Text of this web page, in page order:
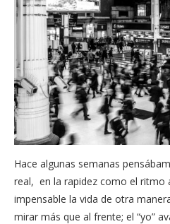
Hace algunas semanas
real, en la rapidez como el ritmo
impensable la vida de otra
mirar más que al frente; el “yo”